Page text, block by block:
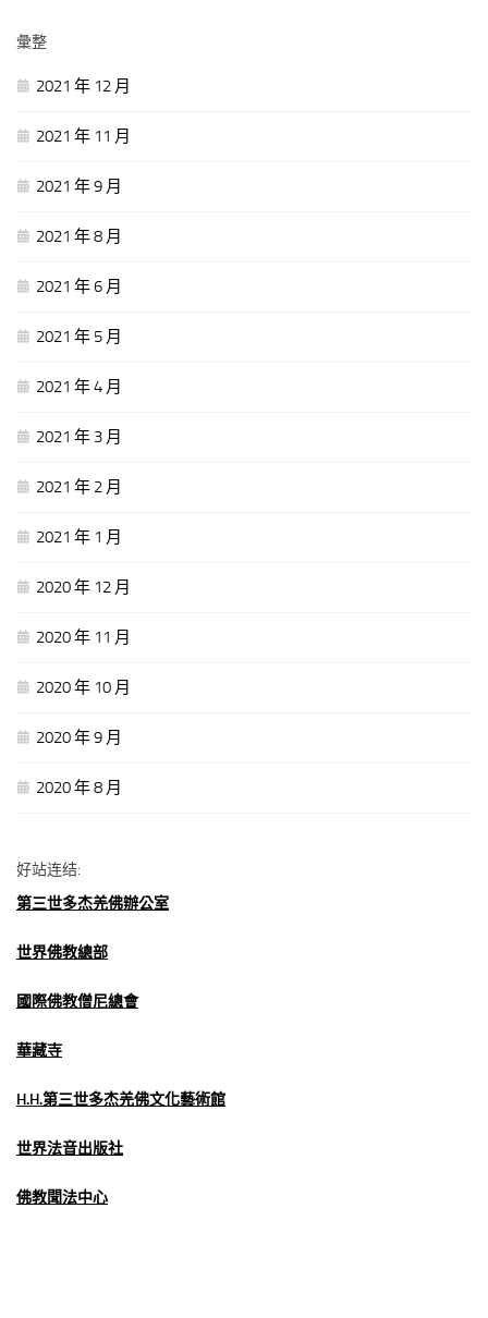
彙整
2021 年 12 月
2021 年 11 月
2021 年 9 月
2021 年 8 月
2021 年 6 月
2021 年 5 月
2021 年 4 月
2021 年 3 月
2021 年 2 月
2021 年 1 月
2020 年 12 月
2020 年 11 月
2020 年 10 月
2020 年 9 月
2020 年 8 月
好站连结:
第三世多杰羌佛辦公室
世界佛教總部
國際佛教僧尼總會
華藏寺
H.H.第三世多杰羌佛文化藝術館
世界法音出版社
佛教聞法中心